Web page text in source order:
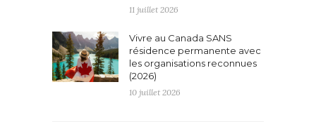
11 juillet 2026
Vivre au Canada SANS
résidence permanente avec
les organisations reconnues
(2026)
10 juillet 2026